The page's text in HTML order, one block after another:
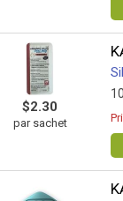
$2.30
par sachet